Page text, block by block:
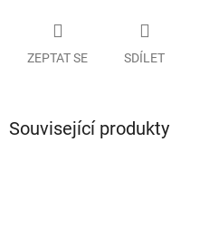
ZEPTAT SE SDÍLET
Související produkty